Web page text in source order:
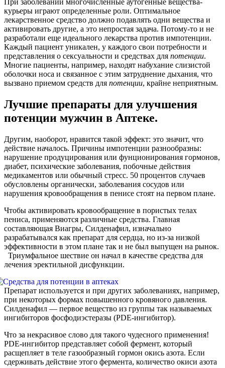
При заболевании многочисленные аутогенные вещества-
курьеры играют определенные роли. Оптимальное
лекарственное средство должно подавлять одни вещества и
активировать другие, а это непростая задача. Потому-то и не
разработали еще идеального лекарства против импотенции.
Каждый пациент уникален, у каждого свои потребности и
представления о сексуальности и средствах для потенции.
Многие пациенты, например, находят набухание слизистой
оболочки носа и связанное с этим затруднение дыхания, что
вызвано приемом средств для потенции, крайне неприятным.
Лучшие препараты для улучшения
потенции мужчин в Аптеке.
Другим, наоборот, нравится такой эффект: это значит, что
действие началось. Причины импотенции разнообразны:
нарушение продуцирования или фунционирования гормонов,
диабет, психические заболевания, побочные действия
медикаментов или обычный стресс. 50 процентов случаев
обусловлены органически, заболевания сосудов или
нарушения кровообращения в пенисе стоят на первом плане.
Чтобы активировать кровообращение в пористых телах
пениса, применяются различные средства. Главная
составляющая Виагры, Силденафил, изначально
разрабатывался как препарат для сердца, но из-за низкой
эффективности в этом плане так и не был выпущен на рынок.
Триумфальное шествие он начал в качестве средства для
лечения эректильной дисфункции.
Препарат используется и при других заболеваниях, например,
при некоторых формах повышенного кровяного давления.
Силденафил — первое вещество из группы так называемых
ингибиторов фосфодиэстеразы (PDE-ингибитор).
Что за некрасивое слово для такого чудесного применения!
PDE-ингибитор представляет собой фермент, который
расщепляет в теле газообразный гормон окись азота. Если
сдерживать действие этого фермента, количество окиси азота